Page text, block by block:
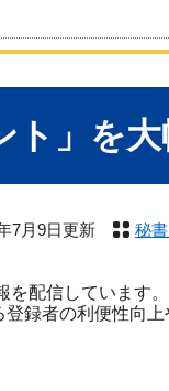
ト」を
7月9日更新 秘
配信しています。
録者の利便性向